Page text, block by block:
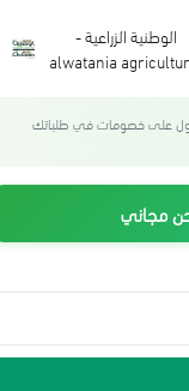
الوطنية الزراعية -
alwatania
على خصومات في طلباتك